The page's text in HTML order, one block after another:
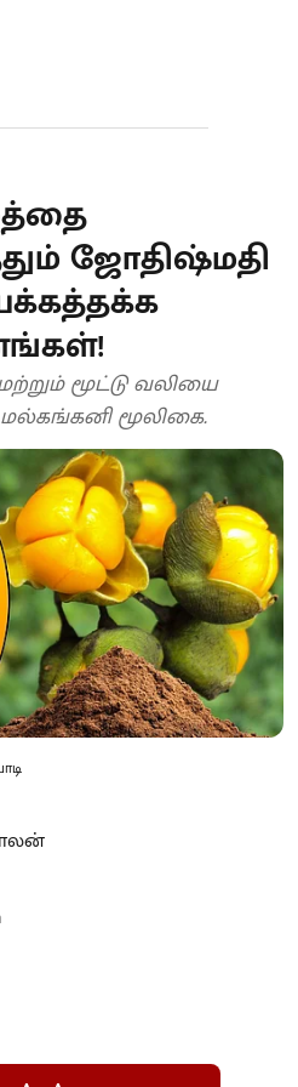
ஜோதிஷ்மதி
மூட்டு வலியை
மூலிகை.